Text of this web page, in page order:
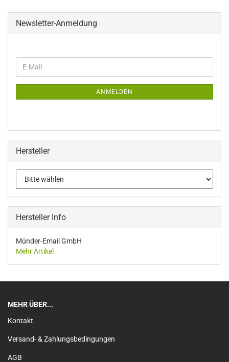
Newsletter-Anmeldung
ZUR
E-
Mail
ANMELDEN
Hersteller
Hersteller Info
Münder-Email GmbH
Mehr Artikel
MEHR ÜBER...
Kontakt
Versand- & Zahlungsbedingungen
AGB